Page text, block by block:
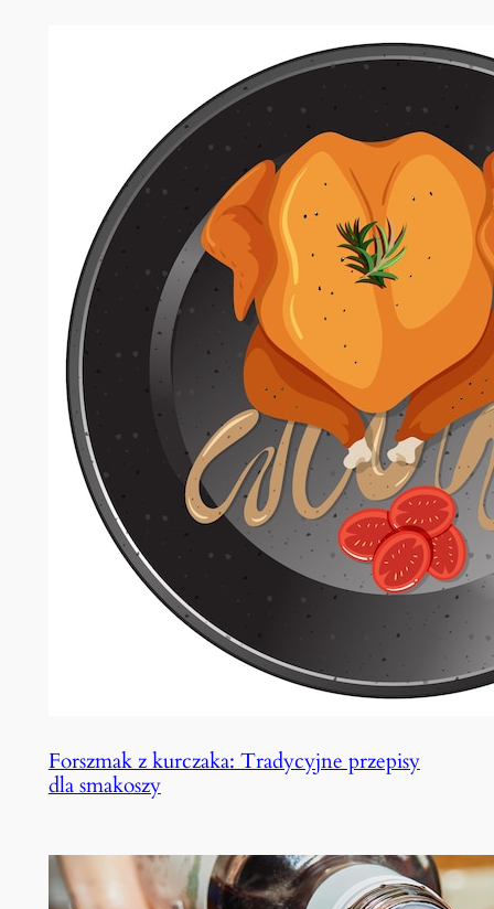
Forszmak z kurczaka: Tradycyjne przepisy
dla smakoszy